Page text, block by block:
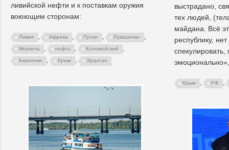
ливийской нефти и к поставкам оружия
воюющим сторонам:
Ливия , Африка , Путин , Лукашенко ,
Меркель , нефть , Коломойский ,
Кириенко , Крым , Эрдоган
выстрадано,
тех людей,
майдана. Всё
республику,
спекулировать,
Крым , РФ ,